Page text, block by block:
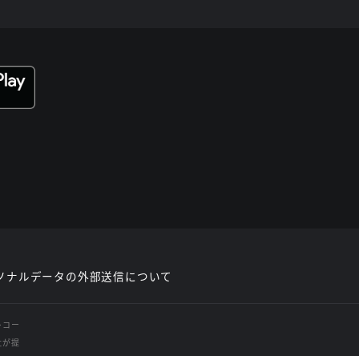
ナルデータの外部送信について
ー
提